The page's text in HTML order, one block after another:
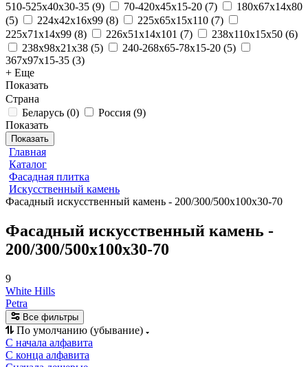
510-525x40x30-35 (9) 70-420x45x15-20 (7)
180х67х14х80
(5) 224х42х16х99 (8) 225х65х15х110 (7)
225х71х14х99 (8) 226х51х14х101 (7) 238х110х15х50 (6)
238х98х21х38 (5) 240-268x65-78x15-20 (5)
367x97x15-35 (3)
+ Еще
Показать
Страна
Беларусь (0) Россия (9)
Показать
Показать
Главная
Каталог
Фасадная плитка
Искусственный камень
Фасадный искусственный камень - 200/300/500x100x30-70
Фасадный искусственный камень -
200/300/500x100x30-70
9
White Hills
Petra
Все фильтры
По умолчанию (убывание)
С начала алфавита
С конца алфавита